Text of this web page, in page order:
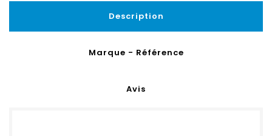
Description
Marque - Référence
Avis